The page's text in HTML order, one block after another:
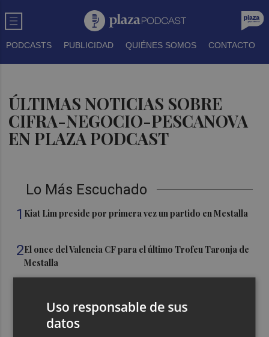
PODCASTS PUBLICIDAD QUIÉNES SOMOS CONTACTO
ÚLTIMAS NOTICIAS SOBRE
CIFRA-NEGOCIO-PESCANOVA
EN PLAZA PODCAST
Lo Más Escuchado
1 Kiat Lim preside por primera vez un partido en Mestalla
2El once del Valencia CF para el último Trofeu Taronja de
Mestalla
el día del eclipse
Uso responsable de sus
datos